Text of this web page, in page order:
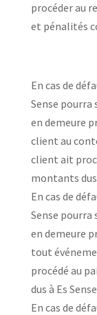
procéder au
et pénalités
En cas de
Sense pourra
en demeure
client au
client ait
montants dus
En cas de
Sense pourra
en demeure
tout
procédé au
dus à Es
En cas de